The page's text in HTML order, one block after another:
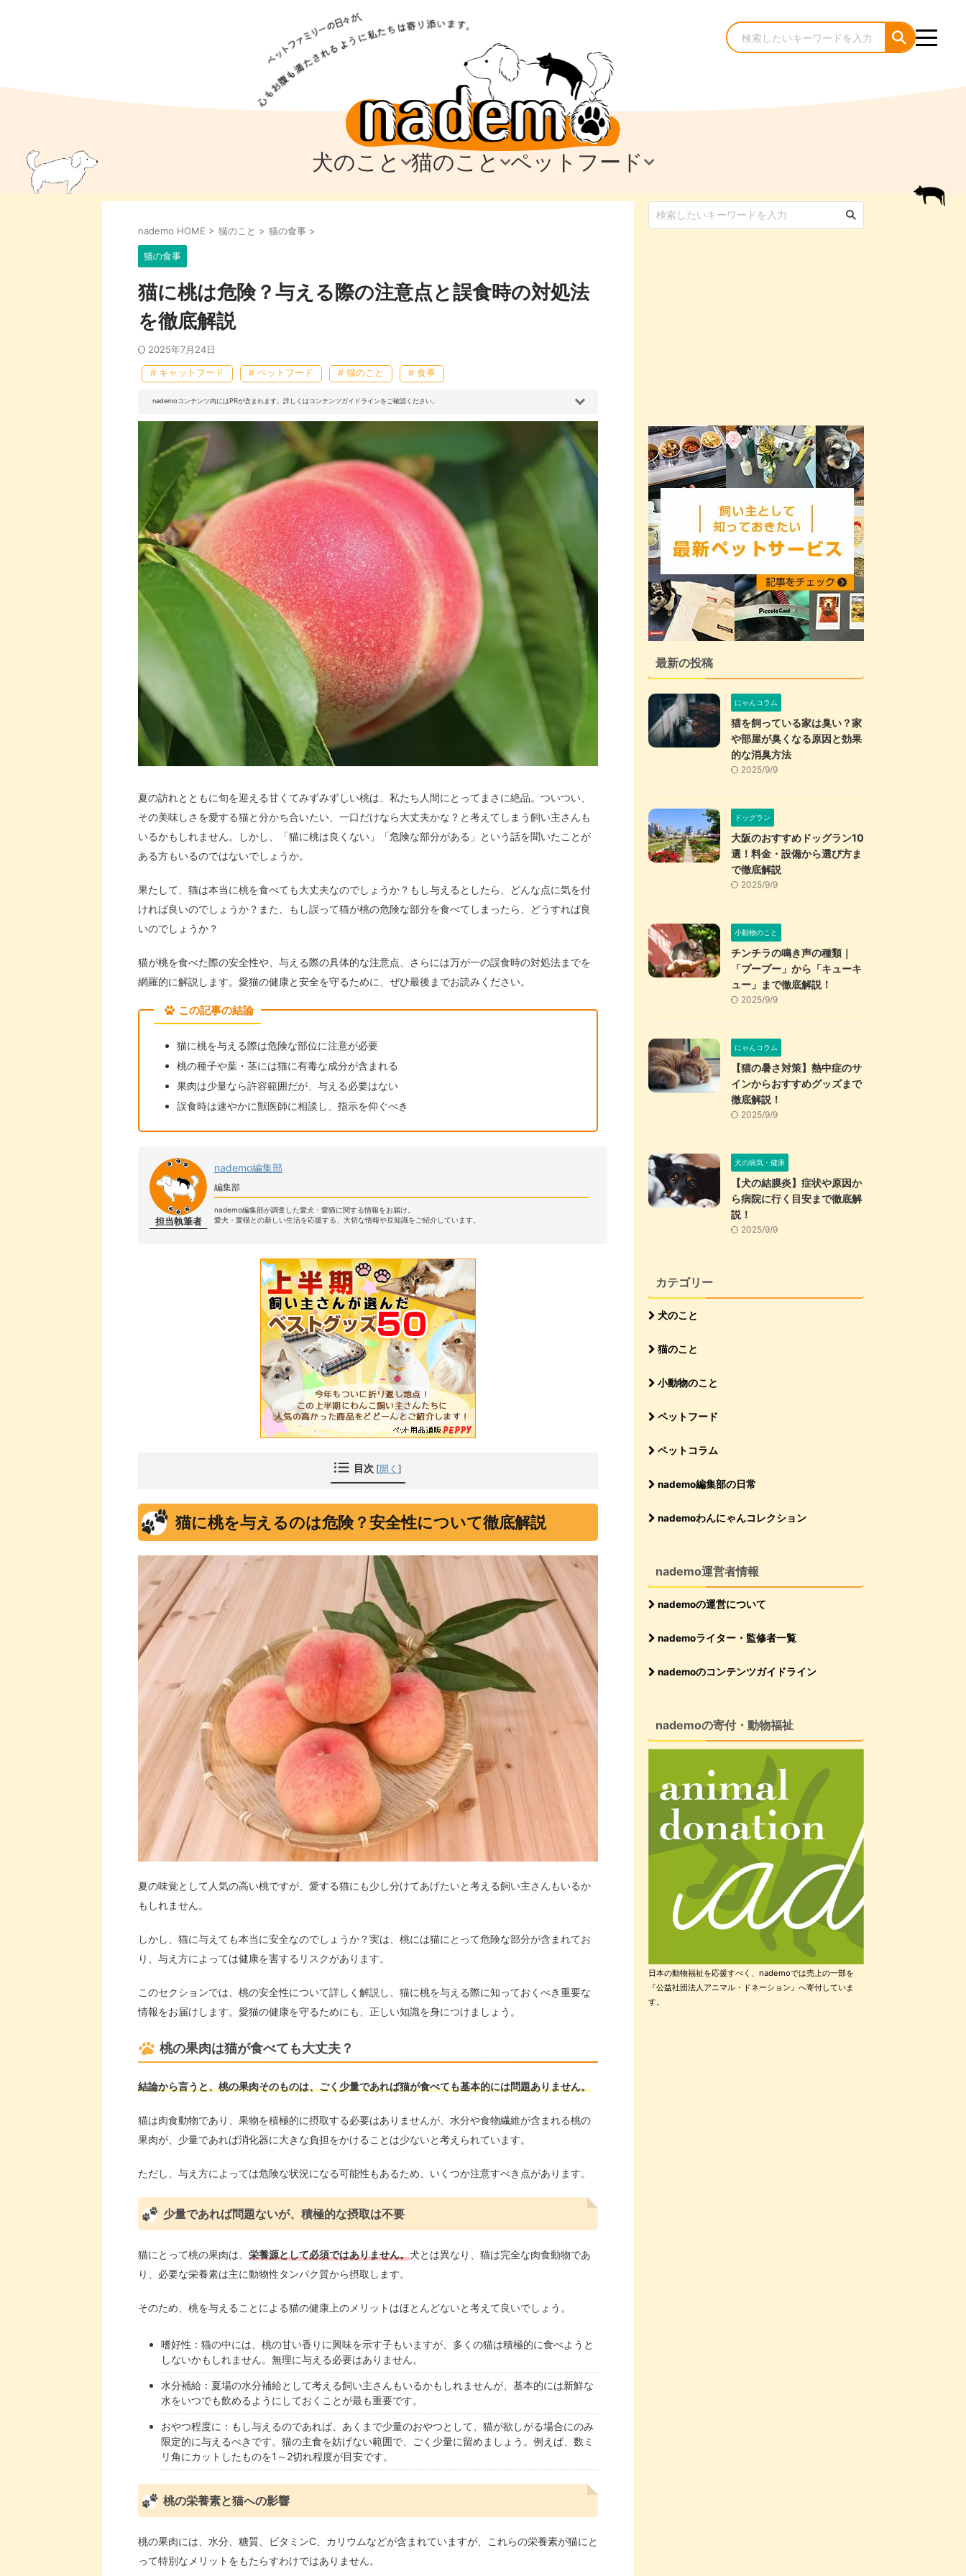
犬のこと
犬のこと
犬のケア・お手入れ
犬のしつけ
犬のアイテム
猫のこと
猫のこと
猫のケア・お手入れ
猫のしつけ
猫のアイテム
ペットフード
ペットフード
nademo HOME > 猫のこと > 猫の食事 >
猫の食事
猫に桃は危険？与える際の注意点と誤食時の対処法
を徹底解説
2025年7月24日
# キャットフード # ペットフード # 猫のこと # 食事
nademoコンテンツ内にはPRが含まれます。詳しくはコンテンツガイドラインをご確認ください。
夏の訪れとともに旬を迎える甘くてみずみずしい桃は、私たち人間にとってまさに絶品。ついつい、
その美味しさを愛する猫と分かち合いたい、一口だけなら大丈夫かな？と考えてしまう飼い主さんも
いるかもしれません。しかし、「猫に桃は良くない」「危険な部分がある」という話を聞いたことが
ある方もいるのではないでしょうか。
果たして、猫は本当に桃を食べても大丈夫なのでしょうか？もし与えるとしたら、どんな点に気を付
ければ良いのでしょうか？また、もし誤って猫が桃の危険な部分を食べてしまったら、どうすれば良
いのでしょうか？
猫が桃を食べた際の安全性や、与える際の具体的な注意点、さらには万が一の誤食時の対処法までを
網羅的に解説します。愛猫の健康と安全を守るために、ぜひ最後までお読みください。
この記事の結論
猫に桃を与える際は危険な部位に注意が必要
桃の種子や葉・茎には猫に有毒な成分が含まれる
果肉は少量なら許容範囲だが、与える必要はない
誤食時は速やかに獣医師に相談し、指示を仰ぐべき
担当執筆者
nademo編集部
編集部
nademo編集部が調査した愛犬・愛猫に関する情報をお届け。
愛犬・愛猫との新しい生活を応援する、大切な情報や豆知識をご紹介しています。
目次 [開く ]
猫に桃を与えるのは危険？安全性について徹底解説
夏の味覚として人気の高い桃ですが、愛する猫にも少し分けてあげたいと考える飼い主さんもいるか
もしれません。
しかし、猫に与えても本当に安全なのでしょうか？実は、桃には猫にとって危険な部分が含まれてお
り、与え方によっては健康を害するリスクがあります。
このセクションでは、桃の安全性について詳しく解説し、猫に桃を与える際に知っておくべき重要な
情報をお届けします。愛猫の健康を守るためにも、正しい知識を身につけましょう。
桃の果肉は猫が食べても大丈夫？
結論から言うと、桃の果肉そのものは、ごく少量であれば猫が食べても基本的には問題ありません。
猫は肉食動物であり、果物を積極的に摂取する必要はありませんが、水分や食物繊維が含まれる桃の
果肉が、少量であれば消化器に大きな負担をかけることは少ないと考えられています。
ただし、与え方によっては危険な状況になる可能性もあるため、いくつか注意すべき点があります。
少量であれば問題ないが、積極的な摂取は不要
猫にとって桃の果肉は、 栄養源として必須ではありません。犬とは異なり、猫は完全な肉食動物であ
り、必要な栄養素は主に動物性タンパク質から摂取します。
そのため、桃を与えることによる猫の健康上のメリットはほとんどないと考えて良いでしょう。
嗜好性：猫の中には、桃の甘い香りに興味を示す子もいますが、多くの猫は積極的に食べようと
しないかもしれません。無理に与える必要はありません。
水分補給：夏場の水分補給として考える飼い主さんもいるかもしれませんが、基本的には新鮮な
水をいつでも飲めるようにしておくことが最も重要です。
おやつ程度に：もし与えるのであれば、あくまで少量のおやつとして、猫が欲しがる場合にのみ
限定的に与えるべきです。猫の主食を妨げない範囲で、ごく少量に留めましょう。例えば、数ミ
リ角にカットしたものを1～2切れ程度が目安です。
桃の栄養素と猫への影響
桃の果肉には、水分、糖質、ビタミンC、カリウムなどが含まれていますが、これらの栄養素が猫にと
って特別なメリットをもたらすわけではありません。
最新の投稿
にゃんコラム
猫を飼っている家は臭い？家
や部屋が臭くなる原因と効果
的な消臭方法
2025/9/9
ドッグラン
大阪のおすすめドッグラン10
選！料金・設備から選び方ま
で徹底解説
2025/9/9
小動物のこと
チンチラの鳴き声の種類｜
「プープー」から「キューキ
ュー」まで徹底解説！
2025/9/9
にゃんコラム
【猫の暑さ対策】熱中症のサ
インからおすすめグッズまで
徹底解説！
2025/9/9
犬の病気・健康
【犬の結膜炎】症状や原因か
ら病院に行く目安まで徹底解
説！
2025/9/9
カテゴリー
犬のこと
猫のこと
小動物のこと
ペットフード
ペットコラム
nademo編集部の日常
nademoわんにゃんコレクション
nademo運営者情報
nademoの運営について
nademoライター・監修者一覧
nademoのコンテンツガイドライン
nademoの寄付・動物福祉
日本の動物福祉を応援すべく、nademoでは売上の一部を
『公益社団法人アニマル・ドネーション』へ寄付していま
す。